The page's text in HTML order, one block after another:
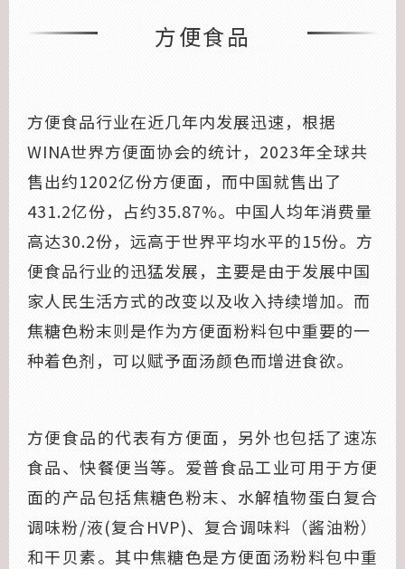
方便食品
方便食品行业在近几年内发展迅速，根据
WINA世界方便面协会的统计，2023年全球共
售出约1202亿份方便面，而中国就售出了
431.2亿份，占约35.87%。中国人均年消费量
高达30.2份，远高于世界平均水平的15份。方
便食品行业的迅猛发展，主要是由于发展中国
家人民生活方式的改变以及收入持续增加。而
焦糖色粉末则是作为方便面粉料包中重要的一
种着色剂，可以赋予面汤颜色而增进食欲。
方便食品的代表有方便面，另外也包括了速冻
食品、快餐便当等。爱普食品工业可用于方便
面的产品包括焦糖色粉末、水解植物蛋白复合
调味粉/液(复合HVP)、复合调味料（酱油粉）
和干贝素。其中焦糖色是方便面汤粉料包中重